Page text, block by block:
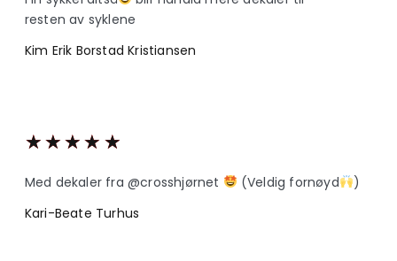
resten av syklene
Kim Erik Borstad Kristiansen
★ ★ ★ ★ ★
Med dekaler fra @crosshjørnet (Veldig fornøyd
)
Kari-Beate Turhus